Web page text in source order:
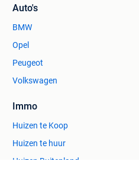
Auto's
BMW
Opel
Peugeot
Volkswagen
Immo
Huizen te Koop
Huizen te huur
Huizen Buitenland